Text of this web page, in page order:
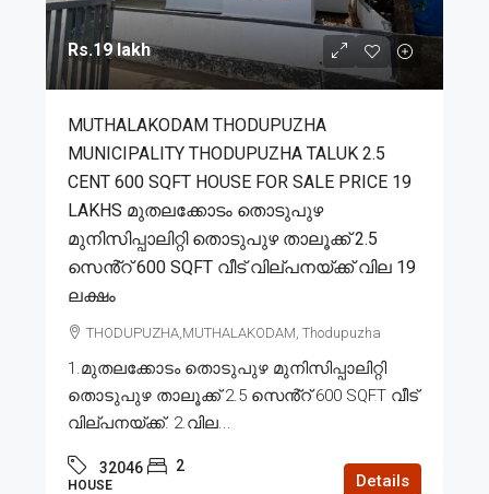
Rs.19 lakh
MUTHALAKODAM THODUPUZHA
MUNICIPALITY THODUPUZHA TALUK 2.5
CENT 600 SQFT HOUSE FOR SALE PRICE 19
LAKHS മുതലക്കോടം തൊടുപുഴ
മുനിസിപ്പാലിറ്റി തൊടുപുഴ താലൂക്ക് 2.5
സെൻ്റ് 600 SQFT വീട് വില്പനയ്ക്ക് വില 19
ലക്ഷം
THODUPUZHA,MUTHALAKODAM, Thodupuzha
1.മുതലക്കോടം തൊടുപുഴ മുനിസിപ്പാലിറ്റി
തൊടുപുഴ താലൂക്ക് 2.5 സെൻ്റ് 600 SQFT വീട്
വില്പനയ്ക്ക്. 2.വില...
32046 2
HOUSE Details